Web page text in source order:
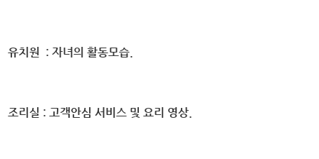
유치원 : 자녀의 활동모습.
조리실 : 고객안심 서비스 및 요리 영상.